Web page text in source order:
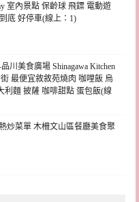
室內景點 保齡球 飛鏢 電動遊
底 好停車(線上：1)
川美食廣場 Shinagawa Kitchen
最便宜敘敘苑燒肉 咖哩飯 烏
利麵 披薩 咖啡甜點 蛋包飯(線
炒菜單 木柵文山區餐廳美食聚